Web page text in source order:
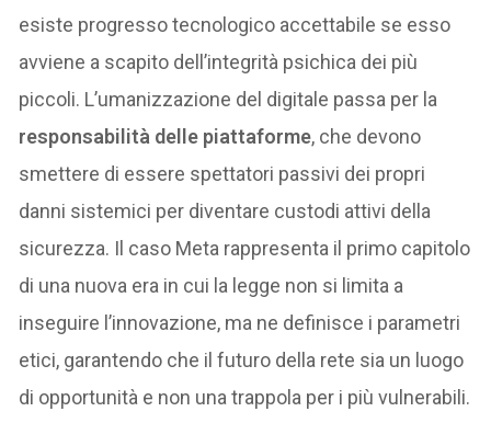
esiste progresso tecnologico accettabile se esso
avviene a scapito dell’integrità psichica dei più
piccoli. L’umanizzazione del digitale passa per la
responsabilità delle piattaforme, che devono
smettere di essere spettatori passivi dei propri
danni sistemici per diventare custodi attivi della
sicurezza. Il caso Meta rappresenta il primo capitolo
di una nuova era in cui la legge non si limita a
inseguire l’innovazione, ma ne definisce i parametri
etici, garantendo che il futuro della rete sia un luogo
di opportunità e non una trappola per i più vulnerabili.